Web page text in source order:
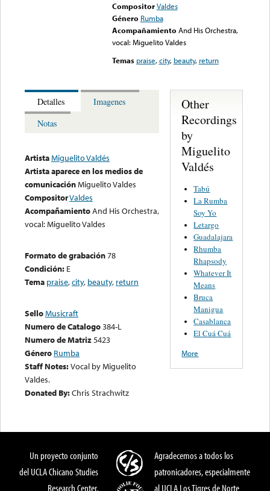
Compositor Valdes
Género Rumba
Acompañamiento And His Orchestra,
vocal: Miguelito Valdes
Temas praise,city, beauty, return
Detalles
Imagenes
Notas
ArtistaMiguelito Valdés
Artista aparece en los medios de
comunicaciónMiguelito Valdes
CompositorValdes
AcompañamientoAnd His Orchestra,
vocal: Miguelito Valdes
Formato de grabación78
Condición: E
Tema praise,city, beauty, return
SelloMusicraft
Numero de Catalogo384-L
Numero de Matriz5423
Género Rumba
Staff Notes:Vocal by Miguelito
Valdes.
Donated By:Chris Strachwitz
Other
Recordings
by
Miguelito
Valdés
Tabú
La Rumba
Soy Yo
Letargo
Guadalajara
Rhumba
Rhapsody
Whatever It
Means
Bruca
Manigua
Casablanca
El Cuá Cuá
More
Un proyecto conjunto
del UCLA Chicano Studies
Research Center,
Agradecemos a todos los
patronicadores, especialmente
al UCLA Los Tigres de Norte